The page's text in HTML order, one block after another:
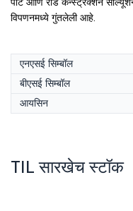
विपणनमध्ये गुंतलेली आहे.
एनएसई सिम्बॉल
बीएसई सिम्बॉल
आयसिन
TIL सारखेच स्टॉक